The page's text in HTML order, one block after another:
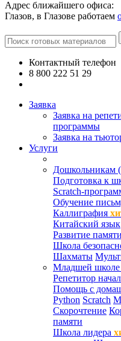
Адрес ближайшего офиса:
Глазов, в Глазове работаем
Контактный телефон
8 800 222 51 29
Заявка
Заявка на
программы
Заявка на
Услуги
Дошкольникам
Подготовка к
Scratch-
Обучение
Каллиграфия
Китайский язык
Развитие памяти
Школа
Шахматы
Младшей школе
Репетитор
Помощь с
Python Scratch
Скорочтение
памяти
Школа лидера